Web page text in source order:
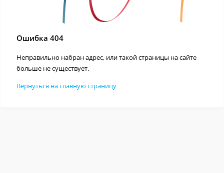
Ошибка 404
Неправильно набран адрес, или такой страницы на сайте
больше не существует.
Вернуться на главную страницу